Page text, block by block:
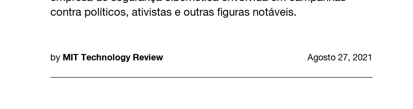
contra políticos, ativistas e outras figuras notáveis.
by MIT Technology Review Agosto 27, 2021